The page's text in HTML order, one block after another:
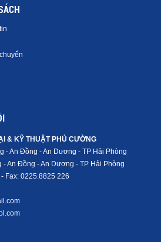
& KỸ THUẬT PHÚ CƯỜNG
- An Đồng - An Dương - TP Hải Phòng
An Đồng - An Dương - TP Hải Phòng
Fax: 0225.8825 226